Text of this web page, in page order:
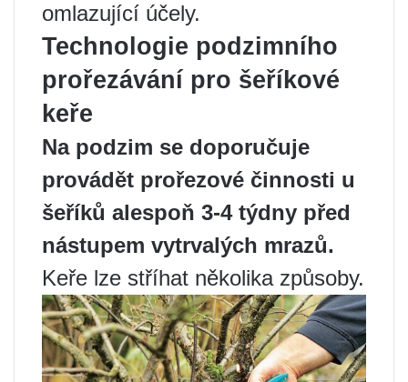
omlazující účely.
Technologie podzimního
prořezávání pro šeříkové
keře
Na podzim se doporučuje
provádět prořezové činnosti u
šeříků alespoň 3-4 týdny před
nástupem vytrvalých mrazů.
Keře lze stříhat několika způsoby.